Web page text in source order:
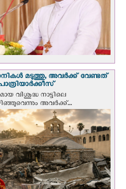
മടുത്തു, അവർക്ക് വേണ്ടത്
വിശുദ്ധ നാട്ടിലെ
അവർക്ക്...